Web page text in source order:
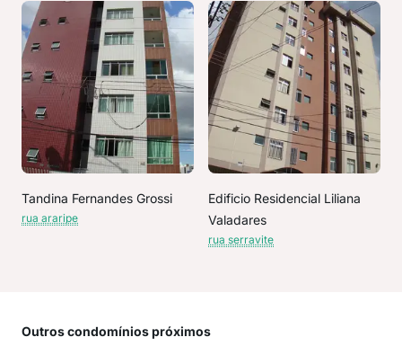
Tandina Fernandes Grossi
rua araripe
Edificio Residencial Liliana
Valadares
rua serravite
Outros condomínios próximos